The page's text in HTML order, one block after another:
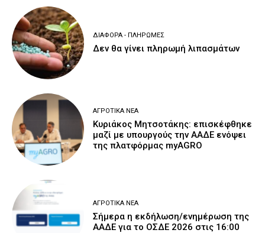
ΔΙΆΦΟΡΑ - ΠΛΗΡΩΜΈΣ
Δεν θα γίνει πληρωμή λιπασμάτων
ΑΓΡΟΤΙΚΆ ΝΈΑ
Κυριάκος Μητσοτάκης: επισκέφθηκε
μαζί με υπουργούς την ΑΑΔΕ ενόψει
της πλατφόρμας myAGRO
ΑΓΡΟΤΙΚΆ ΝΈΑ
Σήμερα η εκδήλωση/ενημέρωση της
ΑΑΔΕ για το ΟΣΔΕ 2026 στις 16:00